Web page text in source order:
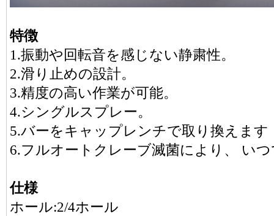
特徴
1.振動や回転音を感じない静粛性。
2.滑り止めの設計。
3.精度の高い作業が可能。
4.シングルスプレー。
5.バーをキャップレンチで取り換えます
6.フルオートクレーブ滅菌により、 い
仕様
ホール:2/4ホール